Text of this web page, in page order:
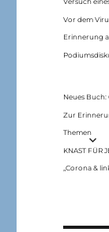
Vor dem
Erinnerung
Neues
Zur
Themen
KNAST FÜR
„Corona &